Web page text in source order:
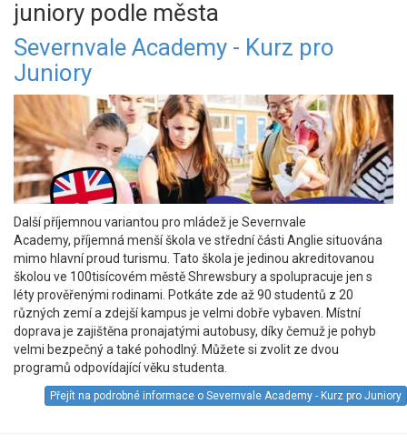
juniory podle města
Severnvale Academy - Kurz pro
Juniory
Další příjemnou variantou pro mládež je Severnvale
Academy, příjemná menší škola ve střední části Anglie situována
mimo hlavní proud turismu. Tato škola je jedinou akreditovanou
školou ve 100tisícovém městě Shrewsbury a spolupracuje jen s
léty prověřenými rodinami. Potkáte zde až 90 studentů z 20
různých zemí a zdejší kampus je velmi dobře vybaven. Místní
doprava je zajištěna pronajatými autobusy, díky čemuž je pohyb
velmi bezpečný a také pohodlný. Můžete si zvolit ze dvou
programů odpovídající věku studenta.
Přejít na podrobné informace o Severnvale Academy - Kurz pro Juniory